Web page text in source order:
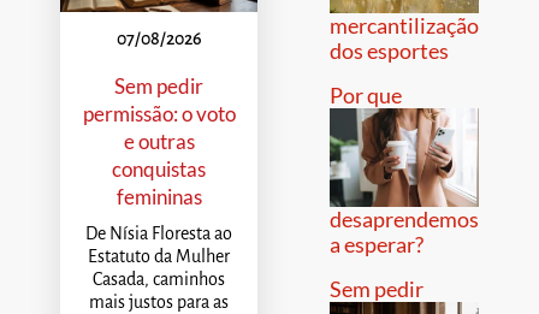
07/08/2026
Sem pedir
permissão: o voto
e outras
conquistas
femininas
De Nísia Floresta ao
Estatuto da Mulher
Casada, caminhos
mais justos para as
mercantilização
dos esportes
Por que
desaprendemos
a esperar?
Sem pedir